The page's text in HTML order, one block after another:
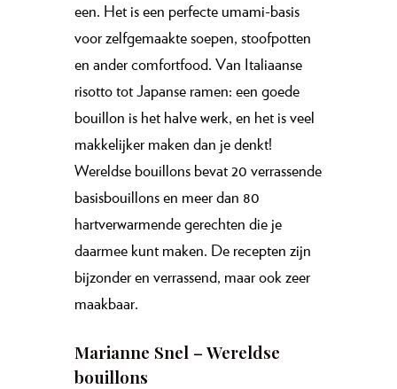
een. Het is een perfecte umami-basis
voor zelfgemaakte soepen, stoofpotten
en ander comfortfood. Van Italiaanse
risotto tot Japanse ramen: een goede
bouillon is het halve werk, en het is veel
makkelijker maken dan je denkt!
Wereldse bouillons bevat 20 verrassende
basisbouillons en meer dan 80
hartverwarmende gerechten die je
daarmee kunt maken. De recepten zijn
bijzonder en verrassend, maar ook zeer
maakbaar.
Marianne Snel –Wereldse
bouillons